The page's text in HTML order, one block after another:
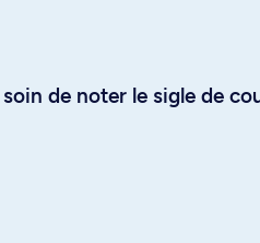
de noter le sigle de